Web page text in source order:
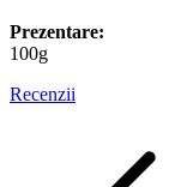
Prezentare:
100g
Recenzii